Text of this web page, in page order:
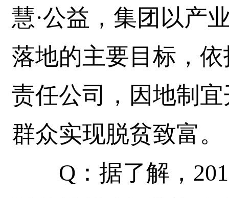
慧·公益，集团以产
落地的主要目标，
责任公司，因地制
群众实现脱贫致富。
Q：据了解，